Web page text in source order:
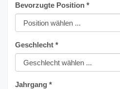
Bevorzugte Position *
Geschlecht *
Jahrgang *